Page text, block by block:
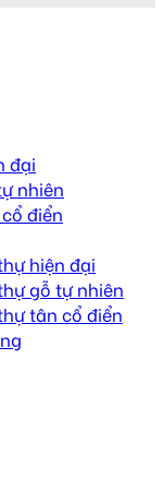
đại
nhiên
điển
hiện đại
gỗ tự nhiên
tân cổ điển